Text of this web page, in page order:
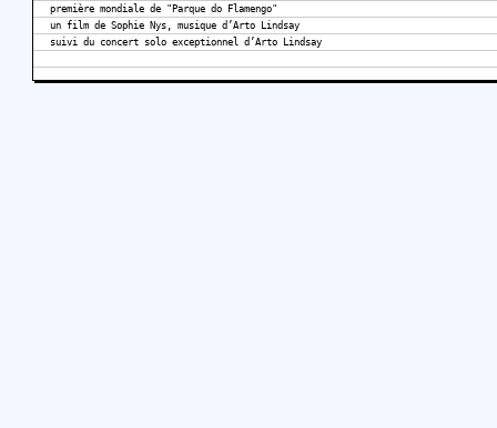
première mondiale de "Parque do Flamengo"
un film de Sophie Nys, musique d’Arto Lindsay
suivi du concert solo exceptionnel d’Arto Lindsay